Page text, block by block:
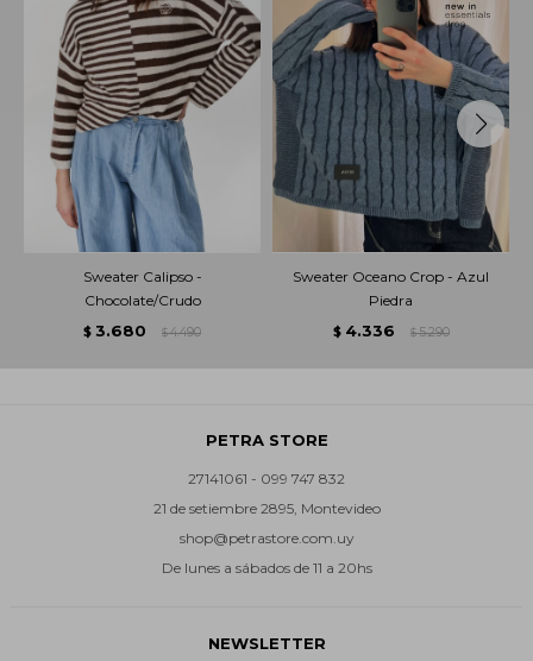
Sweater Calipso -
Chocolate/Crudo
$ 3.680 $ 4.490
Sweater Oceano Crop - Azul
Piedra
$ 4.336 $ 5.290
PETRA STORE
27141061 - 099 747 832
21 de setiembre 2895, Montevideo
shop@petrastore.com.uy
De lunes a sábados de 11 a 20hs
NEWSLETTER